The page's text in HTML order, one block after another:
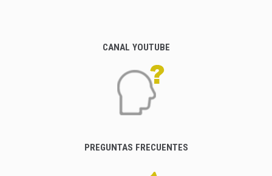
CANAL YOUTUBE
PREGUNTAS FRECUENTES